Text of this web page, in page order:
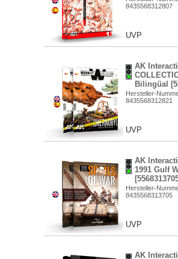
8435568312807
UVP
AK
Bilingüal
Hersteller-
8435568312821
UVP
AK
1991 Gulf
Hersteller-
8435568313705
UVP
AK